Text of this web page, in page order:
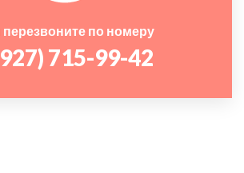
по номеру
715-99-42